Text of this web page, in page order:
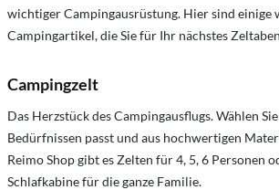
wichtiger Campingausrüstung. Hier sind einige
Campingartikel, die Sie für Ihr nächstes
Campingzelt
Das Herzstück des Campingausflugs. Wählen
Bedürfnissen passt und aus hochwertigen
Reimo Shop gibt es Zelten für 4, 5, 6 Personen
Schlafkabine für die ganze Familie.